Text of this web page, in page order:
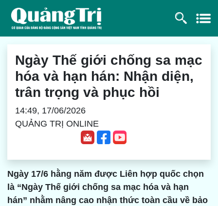
Ngày Thế giới chống sa mạc
hóa và hạn hán: Nhận diện,
trân trọng và phục hồi
14:49, 17/06/2026
QUẢNG TRỊ ONLINE
Ngày 17/6 hằng năm được Liên hợp quốc chọn
là “Ngày Thế giới chống sa mạc hóa và hạn
hán” nhằm nâng cao nhận thức toàn cầu về bảo